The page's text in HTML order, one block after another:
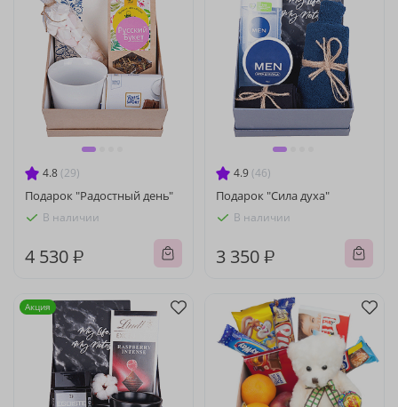
4.8 (29)
Подарок "Радостный день"
В наличии
4 530 ₽
4.9 (46)
Подарок "Сила духа"
В наличии
3 350 ₽
Акция